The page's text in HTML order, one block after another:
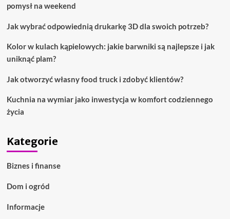
pomysł na weekend
Jak wybrać odpowiednią drukarkę 3D dla swoich potrzeb?
Kolor w kulach kąpielowych: jakie barwniki są najlepsze i jak
uniknąć plam?
Jak otworzyć własny food truck i zdobyć klientów?
Kuchnia na wymiar jako inwestycja w komfort codziennego
życia
Kategorie
Biznes i finanse
Dom i ogród
Informacje